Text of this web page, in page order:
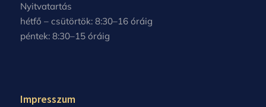
Nyitvatartás
hétfő – csütörtök: 8:30–16 óráig
péntek: 8:30–15 óráig
Impresszum